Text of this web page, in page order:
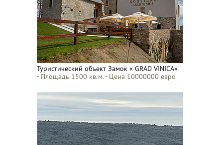
Туристический объект Замок « GRAD VINICA»
- Площадь 1500 кв.м. - Цена 10000000 евро